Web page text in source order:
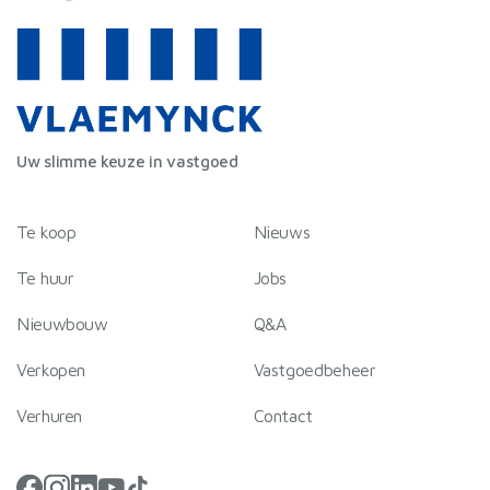
verzameld op basis van uw gebruik van hun services.
Uw slimme keuze in vastgoed
Te koop
Te huur
Nieuwbouw
Verkopen
Verhuren
Nieuws
Jobs
Q&A
Vastgoedbeheer
Contact